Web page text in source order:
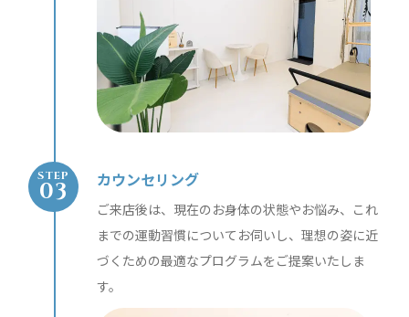
STEP カウンセリング
ご来店後は、現在のお身体の状態やお悩み、これ
までの運動習慣についてお伺いし、理想の姿に近
づくための最適なプログラムをご提案いたしま
す。